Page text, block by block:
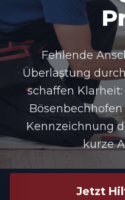
Fehlende
Überlastung
schaffen Klarheit:
Bösenbechhofen
Kennzeichnung
kurze
Jetzt